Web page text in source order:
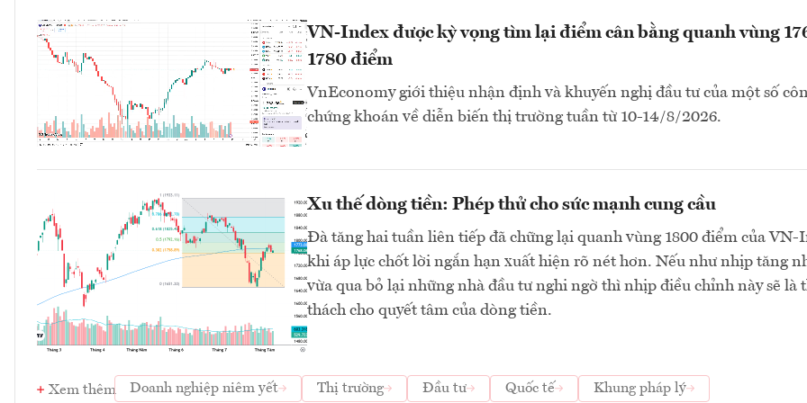
VN-Index được kỳ vọng tìm lại điểm cân bằng quanh vùng
1780 điểm
VnEconomy giới thiệu nhận định và khuyến nghị đầu tư của một số
chứng khoán về diễn biến thị trường tuần từ 10-14/8/2026.
Xu thế dòng tiền: Phép thử cho sức mạnh cung cầu
Đà tăng hai tuần liên tiếp đã chững lại quanh vùng 1800 điểm của VN-
khi áp lực chốt lời ngắn hạn xuất hiện rõ nét hơn. Nếu như nhịp tăng
vừa qua bỏ lại những nhà đầu tư nghi ngờ thì nhịp điều chỉnh này sẽ là
thách cho quyết tâm của dòng tiền.
Xem thêm Doanh nghiệp niêm yết Thị trường Đầu tư Quốc tế Khung pháp lý